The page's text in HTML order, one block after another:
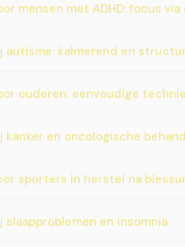
mensen met ADHD: focus via
autisme: kalmerend en
ouderen: eenvoudige
kanker en oncologische
sporters in herstel na
slaapproblemen en insomnia